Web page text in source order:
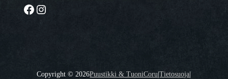
Facebook Instagram
Copyright ©2026Puustikki & TuoniCoru|Tietosuoja|